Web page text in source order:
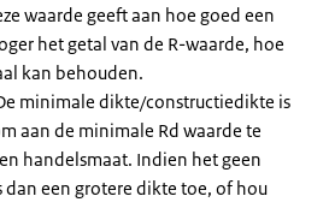
waarde geeft aan hoe goed een
het getal van de R-waarde, hoe
kan behouden.
minimale dikte/constructiedikte is
aan de minimale Rd waarde te
handelsmaat. Indien het geen
een grotere dikte toe, of hou